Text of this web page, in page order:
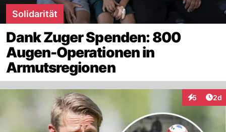
Solidarität
Dank Zuger Spenden: 800
Augen-Operationen in
Armutsregionen
5 2d